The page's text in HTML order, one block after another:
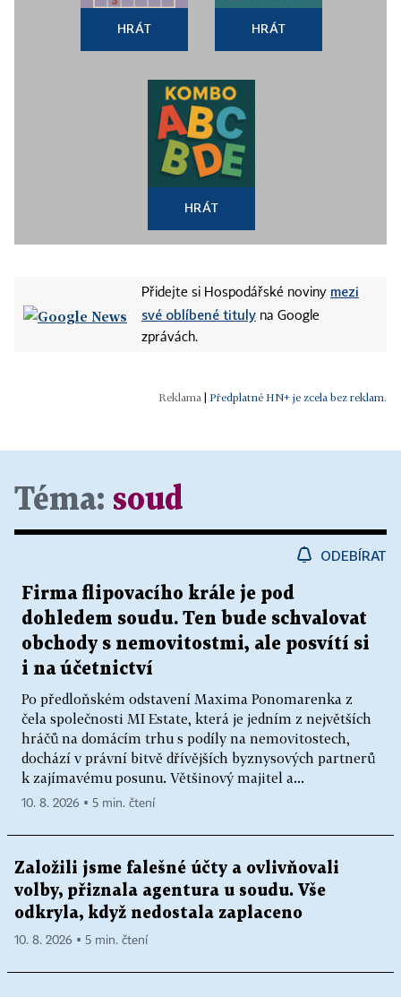
HRÁT HRÁT
HRÁT
Přidejte si Hospodářské noviny mezi
své oblíbené tituly na Google
zprávách.
Předplatné HN+ je zcela bez reklam.
Téma: soud
ODEBÍRAT
Firma flipovacího krále je pod
dohledem soudu. Ten bude schvalovat
obchody s nemovitostmi, ale posvítí si
i na účetnictví
Po předloňském odstavení Maxima Ponomarenka z
čela společnosti MI Estate, která je jedním z největších
hráčů na domácím trhu s podíly na nemovitostech,
dochází v právní bitvě dřívějších byznysových partnerů
k zajímavému posunu. Většinový majitel a...
10. 8. 2026 ▪ 5 min. čtení
Založili jsme falešné účty a ovlivňovali
volby, přiznala agentura u soudu. Vše
odkryla, když nedostala zaplaceno
10. 8. 2026 ▪ 5 min. čtení